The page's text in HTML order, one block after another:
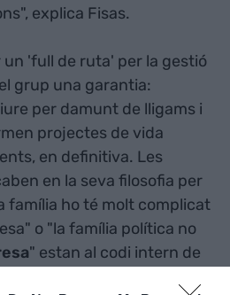
explica Fisas.
'full de ruta' per la gestió
grup una garantia:
per damunt de lligams i
projectes de vida
en definitiva. Les
en la seva filosofia per
família ho té molt complicat
o "la família política no
" estan al codi intern de